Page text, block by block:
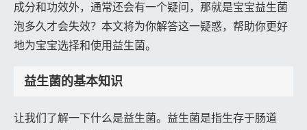
成分和功效外，通常还会有一个疑问，那就是宝宝益生菌
泡多久才会失效？本文将为你解答这一疑惑，帮助你更好
地为宝宝选择和使用益生菌。
益生菌的基本知识
让我们了解一下什么是益生菌。益生菌是指生存于肠道